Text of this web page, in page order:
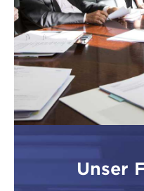
Unser